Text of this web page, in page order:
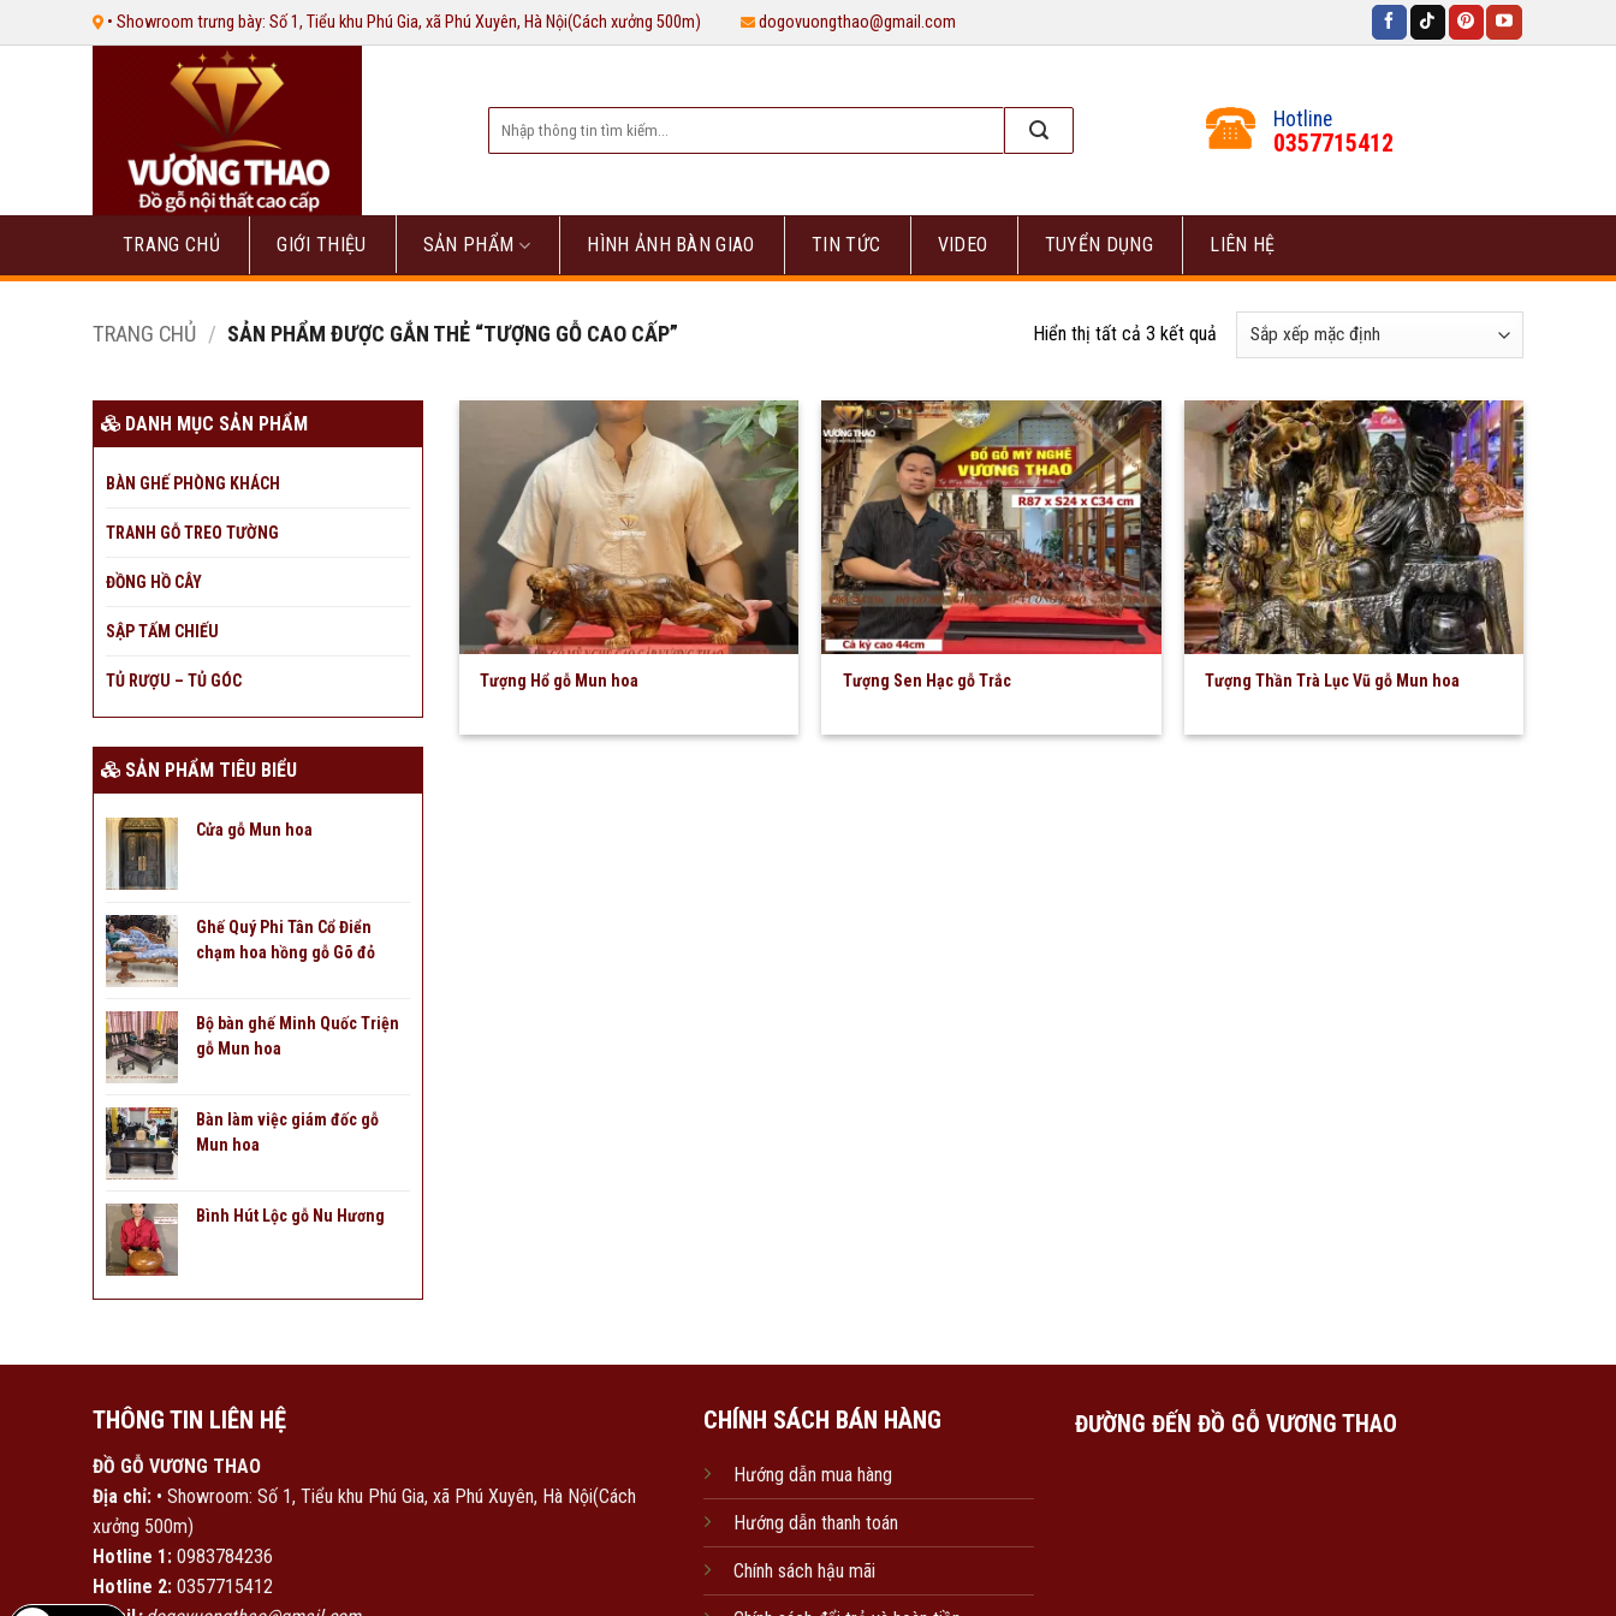
qua
• Showroom trưng bày: Số 1, Tiểu khu Phú Gia, xã Phú Xuyên, Hà Nội(Cách xưởng 500m) dogovuongthao@gmail.com
kiếm:
Hotline
0357715412
TRANG CHỦ GIỚI THIỆU SẢN PHẨM HÌNH ẢNH BÀN GIAO TIN TỨC VIDEO TUYỂN DỤNG LIÊN HỆ
TRANG CHỦ / SẢN PHẨM ĐƯỢC GẮN THẺ “TƯỢNG GỖ CAO CẤP” Hiển thị tất cả 3 kết quả
DANH MỤC SẢN PHẨM
BÀN GHẾ PHÒNG KHÁCH
TRANH GỖ TREO TƯỜNG
ĐỒNG HỒ CÂY
SẬP TẤM CHIẾU
TỦ RƯỢU – TỦ GÓC
SẢN PHẨM TIÊU BIỂU
Cửa gỗ Mun hoa
Ghế Quý Phi Tân Cổ Điển
chạm hoa hồng gỗ Gõ đỏ
Bộ bàn ghế Minh Quốc Triện
gỗ Mun hoa
Bàn làm việc giám đốc gỗ
Mun hoa
Bình Hút Lộc gỗ Nu Hương
Tượng Hổ gỗ Mun hoa Tượng Sen Hạc gỗ Trắc Tượng Thần Trà Lục Vũ gỗ Mun hoa
THÔNG TIN LIÊN HỆ
ĐỒ GỖ VƯƠNG THAO
Địa chỉ: • Showroom: Số 1, Tiểu khu Phú Gia, xã Phú Xuyên, Hà Nội(Cách
xưởng 500m)
Hotline 1: 0983784236
Hotline 2: 0357715412
CHÍNH SÁCH BÁN HÀNG
Hướng dẫn mua hàng
Hướng dẫn thanh toán
Chính sách hậu mãi
ĐƯỜNG ĐẾN ĐỒ GỖ VƯƠNG THAO